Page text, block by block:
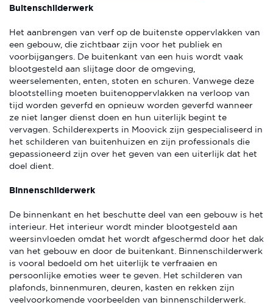
Buitenschilderwerk
Het aanbrengen van verf op de buitenste oppervlakken van
een gebouw, die zichtbaar zijn voor het publiek en
voorbijgangers. De buitenkant van een huis wordt vaak
blootgesteld aan slijtage door de omgeving,
weerselementen, enten, stoten en schuren. Vanwege deze
blootstelling moeten buitenoppervlakken na verloop van
tijd worden geverfd en opnieuw worden geverfd wanneer
ze niet langer dienst doen en hun uiterlijk begint te
vervagen. Schilderexperts in Moovick zijn gespecialiseerd in
het schilderen van buitenhuizen en zijn professionals die
gepassioneerd zijn over het geven van een uiterlijk dat het
doel dient.
Binnenschilderwerk
De binnenkant en het beschutte deel van een gebouw is het
interieur. Het interieur wordt minder blootgesteld aan
weersinvloeden omdat het wordt afgeschermd door het dak
van het gebouw en door de buitenkant. Binnenschilderwerk
is vooral bedoeld om het uiterlijk te verfraaien en
persoonlijke emoties weer te geven. Het schilderen van
plafonds, binnenmuren, deuren, kasten en rekken zijn
veelvoorkomende voorbeelden van binnenschilderwerk.